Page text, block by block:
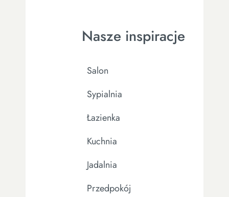
Nasze inspiracje
Salon
Sypialnia
Łazienka
Kuchnia
Jadalnia
Przedpokój